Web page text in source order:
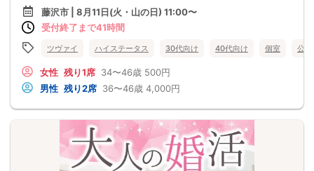
藤沢市 | 8月11日(火・山の日) 11:00〜
受付終了まで41時間
ツヴァイ ハイステータス 30代向け 40代向け 個室 公
女性 残り1席 34〜46歳 500円
男性 残り2席 36〜46歳 4,000円